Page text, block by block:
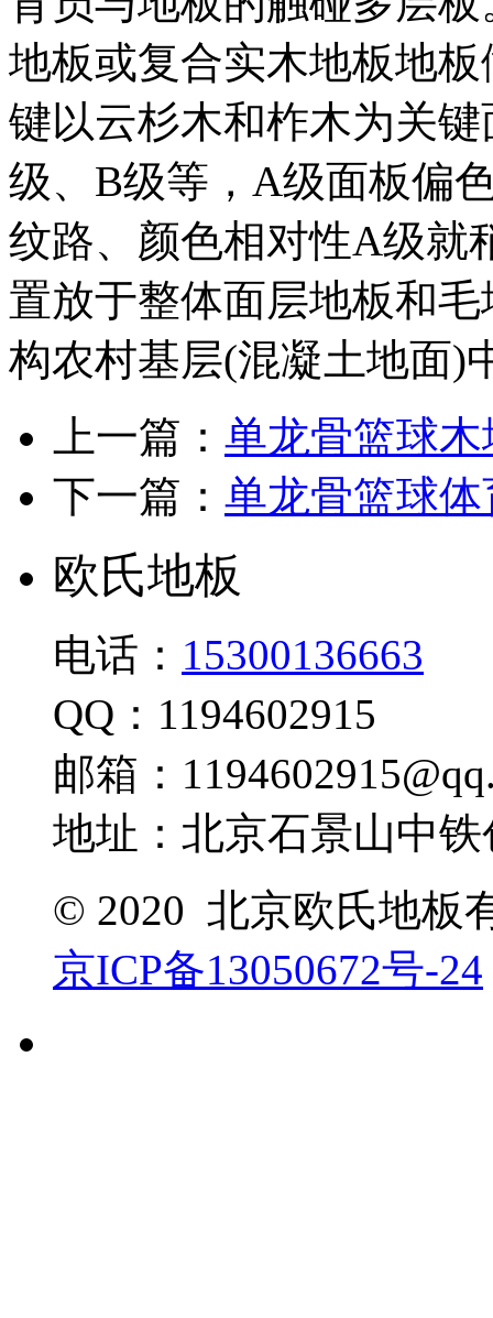
地板或复合实木地板地
键以云杉木和柞木为关
级、B级等，A级面板偏
纹路、颜色相对性A级就
置放于整体面层地板和
构农村基层(混凝土地面)
上一篇： 单龙骨篮球
下一篇： 单龙骨篮球
欧氏地板
电话： 15300136663
QQ：1194602915
邮箱：
地址：北京石景山中
© 2020 北京欧氏地板
京ICP备13050672号-24